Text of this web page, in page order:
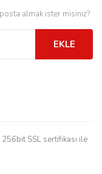
almak ister misiniz?
EKLE
256bit SSL sertifikası ile